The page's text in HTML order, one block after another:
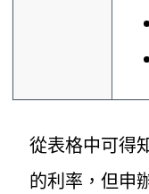
從表格中可得
的利率，但申